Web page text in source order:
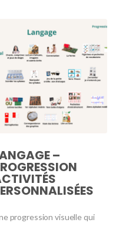
–
progression visuelle qui